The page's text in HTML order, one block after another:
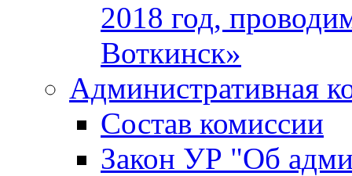
2018 год,
Воткинск»
Административная
Состав комиссии
Закон УР "Об